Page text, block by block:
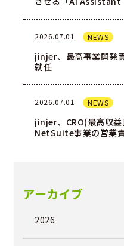
2026.07.01 NEWS
jinjer、最高事業開発
就任
2026.07.01 NEWS
jinjer、CRO(最高収
NetSuite事業の営業
アーカイブ
2026